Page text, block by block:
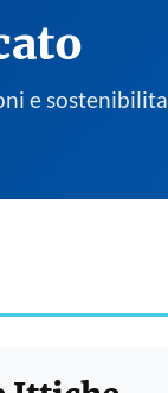
e sostenibilita